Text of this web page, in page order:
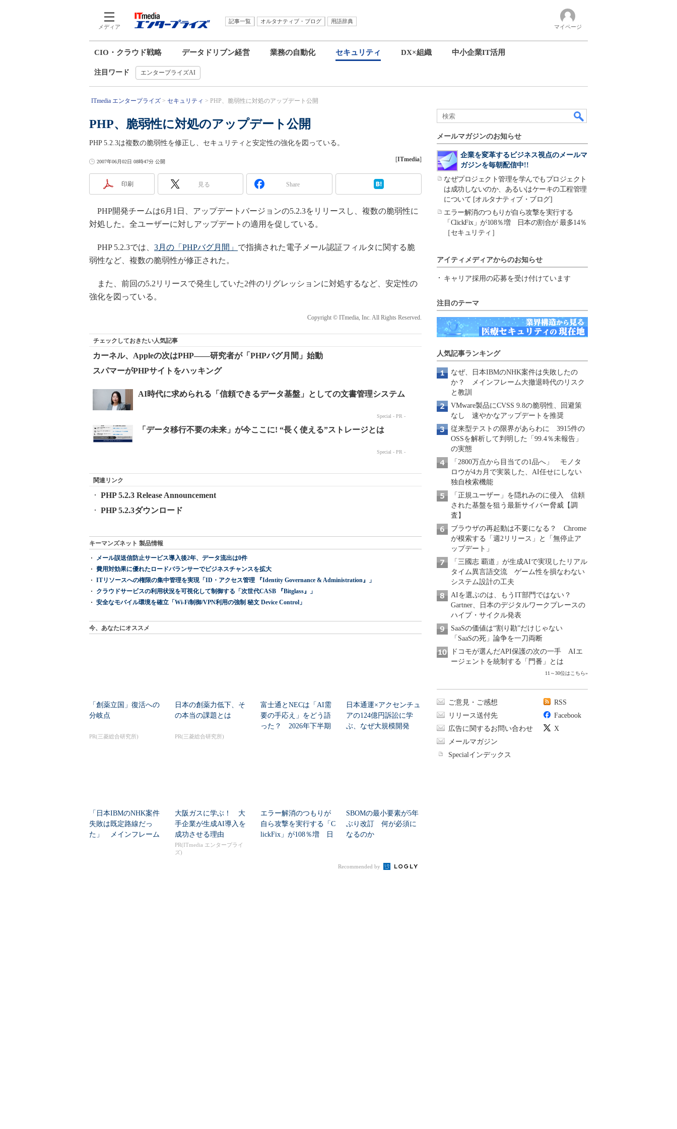
メディア
記事一覧 オルタナティブ・ブログ
用語辞典
マイページ
CIO・クラウド戦略 データドリブン経営 業務の自動化 セキュリティ DX×組織 中小企業IT活用
注目ワード エンタープライズAI
ITmedia エンタープライズ セキュリティ PHP、脆弱性に対処のアップデート公開
PHP、脆弱性に対処のアップデート公開
PHP 5.2.3は複数の脆弱性を修正し、セキュリティと安定性の強化を図っている。
2007年06月02日 08時47分 公開 [ITmedia]
印刷 見る Share
PHP開発チームは6月1日、アップデートバージョンの5.2.3をリリースし、複数の脆弱性に
対処した。全ユーザーに対しアップデートの適用を促している。
PHP 5.2.3では、 3月の「PHPバグ月間」 で指摘された電子メール認証フィルタに関する脆
弱性など、複数の脆弱性が修正された。
また、前回の5.2リリースで発生していた2件のリグレッションに対処するなど、安定性の
強化を図っている。
Copyright © ITmedia, Inc. All Rights Reserved.
チェックしておきたい人気記事
カーネル、Appleの次はPHP――研究者が「PHPバグ月間」始動
スパマーがPHPサイトをハッキング
関連リンク
PHP 5.2.3 Release Announcement
PHP 5.2.3ダウンロード
キーマンズネット 製品情報
メール誤送信防止サービス導入後2年、データ流出は0件
費用対効果に優れたロードバランサーでビジネスチャンスを拡大
ITリソースへの権限の集中管理を実現「ID・アクセス管理 『Identity Governance & Administration』」
クラウドサービスの利用状況を可視化して制御する「次世代CASB 『Bitglass』」
安全なモバイル環境を確立「Wi-Fi制御/VPN利用の強制 秘文 Device Control」
今、あなたにオススメ
「創薬立国」復活への
分岐点
PR(三菱総合研究所)
日本の創薬力低下、そ
の本当の課題とは
PR(三菱総合研究所)
富士通とNECは「AI需
要の手応え」をどう語
った？ 2026年下半期
日本通運×アクセンチュ
アの124億円訴訟に学
ぶ、なぜ大規模開発
「日本IBMのNHK案件
失敗は既定路線だっ
た」 メインフレーム
大阪ガスに学ぶ！ 大
手企業が生成AI導入を
成功させる理由
PR(ITmedia エンタープライ
ズ)
エラー解消のつもりが
自ら攻撃を実行する「C
lickFix」が108％増 日
SBOMの最小要素が5年
ぶり改訂 何が必須に
なるのか
Recommended by
メールマガジンのお知らせ
企業を変革するビジネス視点のメールマ
ガジンを毎朝配信中!!
なぜプロジェクト管理を学んでもプロジェクト
は成功しないのか、あるいはケーキの工程管理
について [オルタナティブ・ブログ]
エラー解消のつもりが自ら攻撃を実行する
「ClickFix」が108％増 日本の割合が 最多14％
［セキュリティ］
アイティメディアからのお知らせ
キャリア採用の応募を受け付けています
注目のテーマ
人気記事ランキング
なぜ、日本IBMのNHK案件は失敗したの
か？ メインフレーム大撤退時代のリスク
と教訓
VMware製品にCVSS 9.8の脆弱性、回避策
なし 速やかなアップデートを推奨
従来型テストの限界があらわに 3915件の
OSSを解析して判明した「99.4％未報告」
の実態
「2800万点から目当ての1品へ」 モノタ
ロウが4カ月で実装した、AI任せにしない
独自検索機能
「正規ユーザー」を隠れみのに侵入 信頼
された基盤を狙う最新サイバー脅威【調
査】
ブラウザの再起動は不要になる？ Chrome
が模索する「週2リリース」と「無停止ア
ップデート」
「三國志 覇道」が生成AIで実現したリアル
タイム異言語交流 ゲーム性を損なわない
システム設計の工夫
AIを選ぶのは、もうIT部門ではない？
Gartner、日本のデジタルワークプレースの
ハイプ・サイクル発表
SaaSの価値は“割り勘”だけじゃない
「SaaSの死」論争を一刀両断
ドコモが選んだAPI保護の次の一手 AIエ
ージェントを統制する「門番」とは
11～30位はこちら»
ご意見・ご感想
リリース送付先
広告に関するお問い合わせ
メールマガジン
Specialインデックス
RSS
Facebook
X